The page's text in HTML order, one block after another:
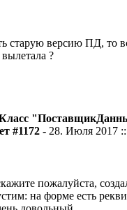
старую версию ПД, то
?
#1172 - 28. Июля 2017
пожалуйста,
на форме есть